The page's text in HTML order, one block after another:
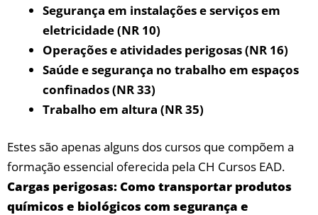
Segurança ​em instalações e serviços em
eletricidade⁤ (NR 10)
Operações e atividades‍ perigosas (NR 16)
Saúde‌ e segurança‍ no trabalho ​em espaços ​
confinados (NR 33)
Trabalho em altura (NR 35)
Estes são apenas ⁢alguns ​dos‍ cursos que⁤ compõem ⁤a
formação essencial oferecida pela CH‌ Cursos ​EAD.
Cargas perigosas: Como ‌transportar produtos
⁤químicos e‍ biológicos com ‍segurança ⁣e